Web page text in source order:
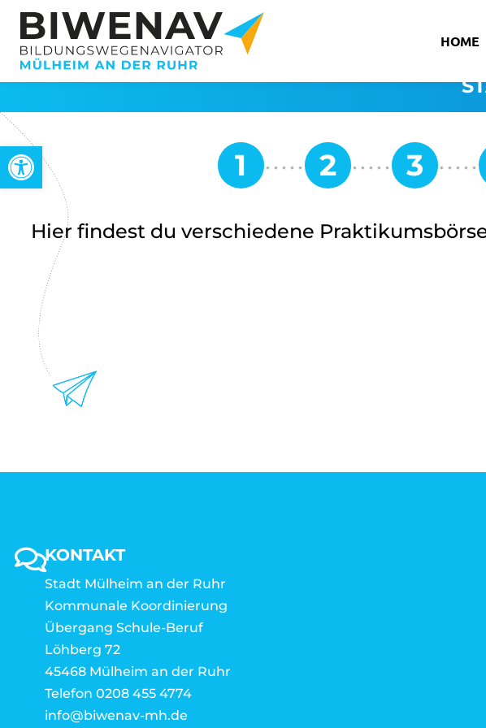
Open toolbar
HOME
Hier findest du verschiedene
KONTAKT
Stadt Mülheim an der Ruhr
Kommunale Koordinierung
Übergang Schule-Beruf
Löhberg 72
45468 Mülheim an der Ruhr
Telefon 0208 455 4774
info@biwenav-mh.de